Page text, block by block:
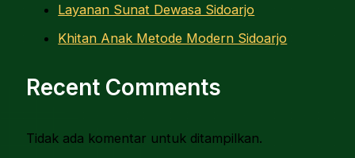
Layanan Sunat Dewasa Sidoarjo
Khitan Anak Metode Modern Sidoarjo
Recent Comments
Tidak ada komentar untuk ditampilkan.